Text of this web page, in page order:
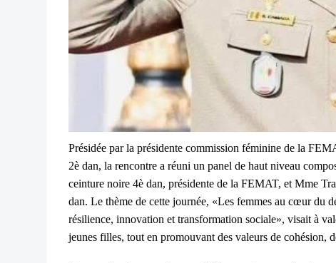
Présidée par la présidente commission féminine de la
2è dan, la rencontre a réuni un panel de haut niveau
ceinture noire 4è dan, présidente de la FEMAT, et Mme
dan. Le thème de cette journée, «Les femmes au cœur du
résilience, innovation et transformation sociale», visait à
jeunes filles, tout en promouvant des valeurs de cohésion,